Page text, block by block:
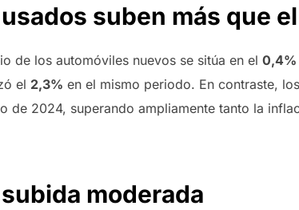
suben más que el
de los automóviles nuevos se sitúa en el 0,4%
el 2,3% en el mismo periodo. En contraste,
de 2024, superando ampliamente tanto la
moderada